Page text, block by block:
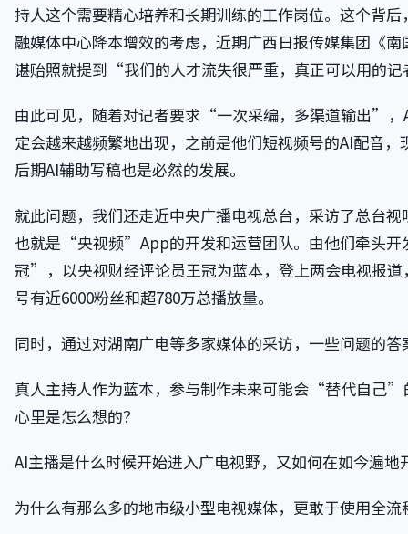
持人这个需要精心培养和长期训练的工作岗位。这个背后
融媒体中心降本增效的考虑，近期广西日报传媒集团《
谌贻照就提到“我们的人才流失很严重，真正可以用的
由此可见，随着对记者要求“一次采编，多渠道输出”，
定会越来越频繁地出现，之前是他们短视频号的AI配音，
后期AI辅助写稿也是必然的发展。
就此问题，我们还走近中央广播电视总台，采访了总台
也就是“央视频”App的开发和运营团队。由他们牵头
冠”，以央视财经评论员王冠为蓝本，登上两会电视报道
号有近6000粉丝和超780万总播放量。
同时，通过对湖南广电等多家媒体的采访，一些问题的
真人主持人作为蓝本，参与制作未来可能会“替代自己”
心里是怎么想的？
AI主播是什么时候开始进入广电视野，又如何在如今遍地
为什么有那么多的地市级小型电视媒体，更敢于使用全流